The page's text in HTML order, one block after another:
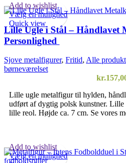
Add to wishlist
Vælg en mulighed
Quick view
Lille Ugle i Stål – Håndlavet
Personlighed
Sjove metalfigurer, Fritid, Alle
børneværelset
kr.
Lille ugle metalfigur til hylden,
udført af dygtig polsk kunstner.
lille reol. Højde ca. 7 cm. Se vores
Add to wishlist
Vælg en mulighed